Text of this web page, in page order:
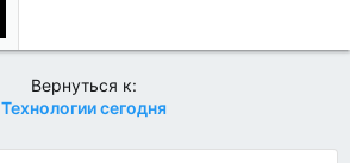
Вернуться к:
Технологии сегодня